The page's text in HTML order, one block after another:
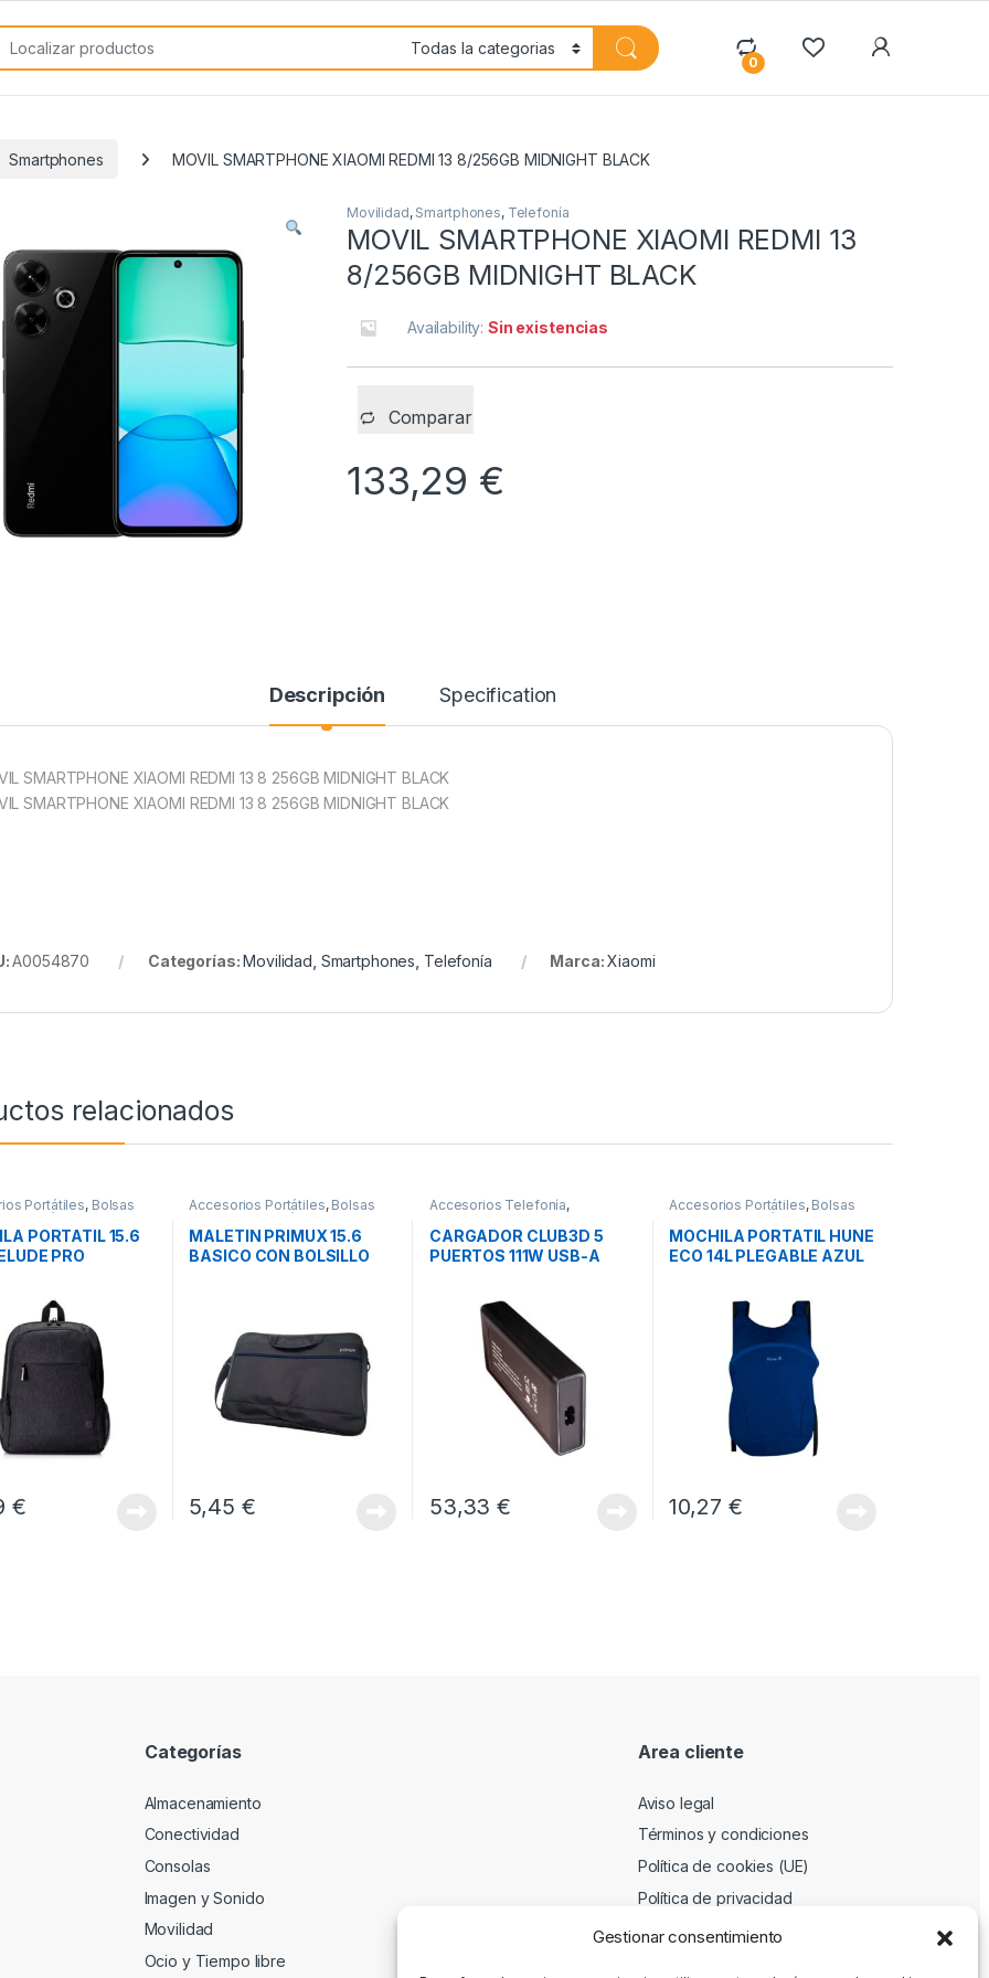
Gestionar consentimiento
for:
0
Smartphones MOVIL SMARTPHONE XIAOMI REDMI 13 8/256GB MIDNIGHT BLACK
Movilidad, Smartphones, Telefonía
MOVIL SMARTPHONE XIAOMI REDMI 13
8/256GB MIDNIGHT BLACK
Availability:Sin existencias
Comparar
133,29 €
Descripción Specification
SMARTPHONE XIAOMI REDMI 13 8 256GB MIDNIGHT BLACK
SMARTPHONE XIAOMI REDMI 13 8 256GB MIDNIGHT BLACK
A0054870 Categorías:Movilidad Smartphones Telefonía Marca:Xiaomi
relacionados
Portátiles, Bolsas
Portátiles
PORTATIL 15.6
PRO
€
Accesorios Portátiles, Bolsas
Transporte Portátiles
MALETIN PRIMUX 15.6
BASICO CON BOLSILLO
5,45 €
Accesorios Telefonía,
Movilidad
CARGADOR CLUB3D 5
PUERTOS 111W USB-A
53,33€
Accesorios Portátiles, Bolsas
Transporte Portátiles
MOCHILA PORTATIL HUNE
ECO 14L PLEGABLE AZUL
10,27 €
Categorías
Almacenamiento
Conectividad
Consolas
Imagen y Sonido
Movilidad
Ocio y Tiempo libre
Area cliente
Aviso legal
Términos y condiciones
Política de cookies (UE)
Política de privacidad